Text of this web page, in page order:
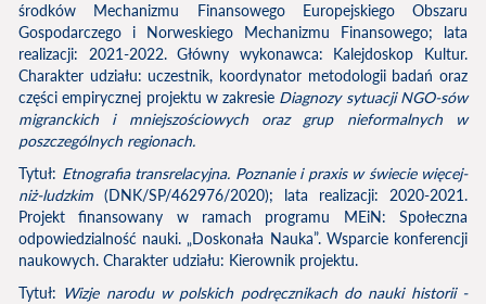
środków Mechanizmu Finansowego Europejskiego Obszaru
Gospodarczego i Norweskiego Mechanizmu Finansowego; lata
realizacji: 2021-2022. Główny wykonawca: Kalejdoskop Kultur.
Charakter udziału: uczestnik, koordynator metodologii badań oraz
części empirycznej projektu w zakresie Diagnozy sytuacji NGO-sów
migranckich i mniejszościowych oraz grup nieformalnych w
poszczególnych regionach.
Tytuł: Etnografia transrelacyjna. Poznanie i praxis w świecie więcej-
niż-ludzkim (DNK/SP/462976/2020); lata realizacji: 2020-2021.
Projekt finansowany w ramach programu MEiN: Społeczna
odpowiedzialność nauki. „Doskonała Nauka”. Wsparcie konferencji
naukowych. Charakter udziału: Kierownik projektu.
Tytuł: Wizje narodu w polskich podręcznikach do nauki historii -